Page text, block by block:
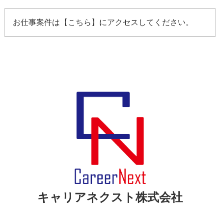
お仕事案件は【 こちら 】にアクセスしてください。
キャリアネクスト株式会社